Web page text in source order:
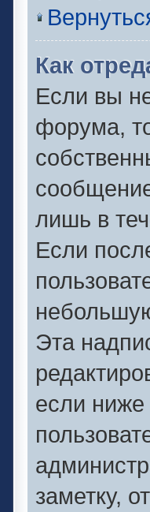
Как
Если вы
форума,
лишь в
Если
Эта
если
заметку,